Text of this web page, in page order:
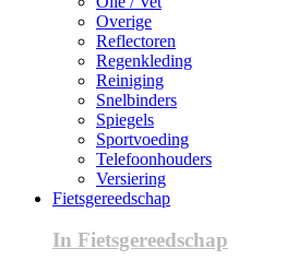
Overige
Reflectoren
Regenkleding
Reiniging
Snelbinders
Spiegels
Sportvoeding
Telefoonhouders
Versiering
Fietsgereedschap
In Fietsgereedschap